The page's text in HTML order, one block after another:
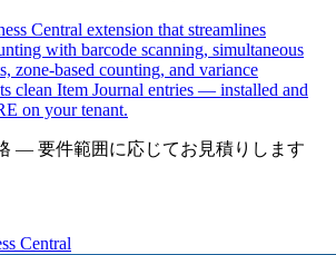
Central extension that streamlines
with barcode scanning, simultaneous
zone-based counting, and variance
clean Item Journal entries — installed and
on your tenant.
— 要件範囲に応じてお見積りします
Central